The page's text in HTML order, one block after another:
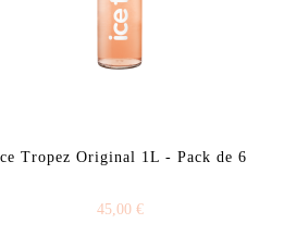
Tropez Original 1L - Pack de 6
45,00 €